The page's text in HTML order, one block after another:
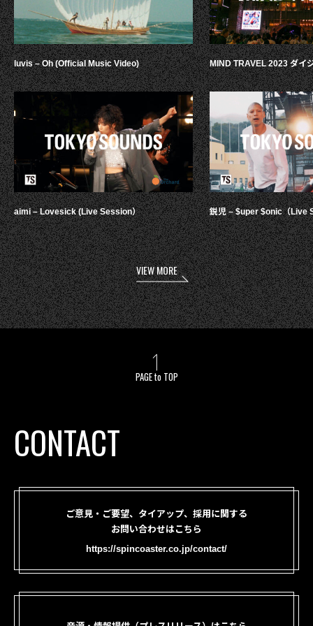
luvis – Oh (Official Music Video)
aimi – Lovesick (Live Session）
MIND TRAVEL 2023 ダイ
鋭児 – $uper $onic（Live
VIEW MORE
PAGE to TOP
CONTACT
ご意見・ご要望、タイアップ、採用に関する
お問い合わせはこちら
https://spincoaster.co.jp/contact/